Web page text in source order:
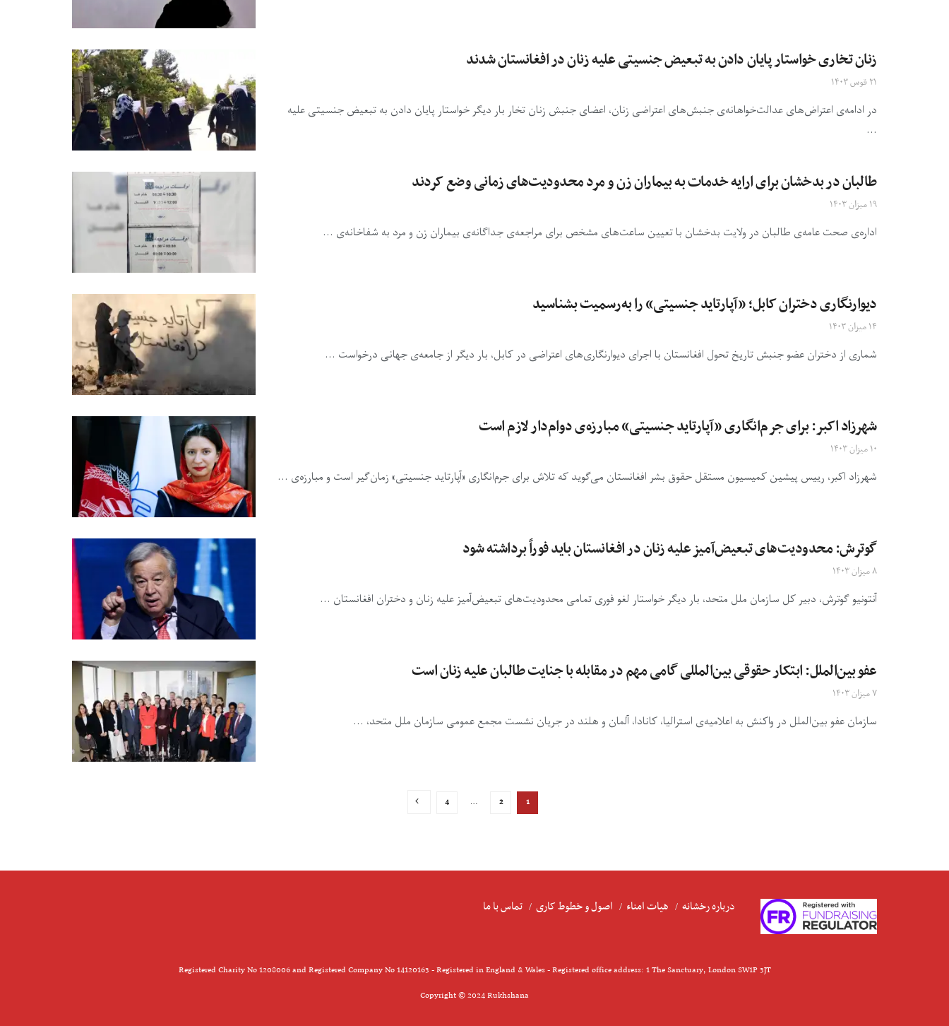
زنان تخاری خواستار پایان دادن به تبعیض جنسیتی علیه زنان در افغانستان شدند
۲۱ قوس ۱۴۰۳
در ادامه‌ی اعتراض‌های عدالت‌خواهانه‌ی جنبش‌های اعتراضی زنان، اعضای جنبش زنان تخار بار دیگر خواستار پایان دادن به تبعیض جنسیتی علیه
...
طالبان در بدخشان برای ارایه خدمات به بیماران زن و مرد محدودیت‌های زمانی وضع کردند
۱۹ میزان ۱۴۰۳
اداره‌ی صحت عامه‌ی طالبان در ولایت بدخشان با تعیین ساعت‌های مشخص برای مراجعه‌ی جداگانه‌ی بیماران زن و مرد به شفاخانه‌ی ...
دیوارنگاری دختران کابل؛ «آپارتاید جنسیتی» را به‌رسمیت بشناسید
۱۴ میزان ۱۴۰۳
شماری از دختران عضو جنبش تاریخ تحول افغانستان با اجرای دیوارنگاری‌های اعتراضی در کابل، بار دیگر از جامعه‌ی جهانی درخواست ...
شهرزاد اکبر: برای جرم‌انگاری «آپارتاید جنسیتی» مبارزه‌ی دوام‌دار لازم است
۱۰ میزان ۱۴۰۳
شهرزاد اکبر، رییس پیشین کمیسیون مستقل حقوق بشر افغانستان می‌گوید که تلاش برای جرم‌انگاری «آپارتاید جنسیتی» زمان‌گیر است و مبارزه‌ی ...
گوترش: محدودیت‌های تبعیض‌آمیز علیه زنان در افغانستان باید فوراً برداشته شود
۸ میزان ۱۴۰۳
آنتونیو گوترش، دبیر کل سازمان ملل متحد، بار دیگر خواستار لغو فوری تمامی محدودیت‌های تبعیض‌آمیز علیه زنان و دختران افغانستان ...
عفو بین‌الملل: ابتکار حقوقی بین‌المللی گامی مهم در مقابله با جنایت طالبان علیه زنان است
۷ میزان ۱۴۰۳
سازمان عفو بین‌الملل در واکنش به اعلامیه‌ی استرالیا، کانادا، آلمان و هلند در جریان نشست مجمع عمومی سازمان ملل متحد، ...
1
2
…
4
درباره رخشانه هیات امناء اصول و خطوط کاری تماس با ما
Registered Charity No 1208006 and Registered Company No 14120163 - Registered in England & Wales - Registered office address: 1 The Sanctuary, London SW1P 3JT
Copyright © 2024 Rukhshana